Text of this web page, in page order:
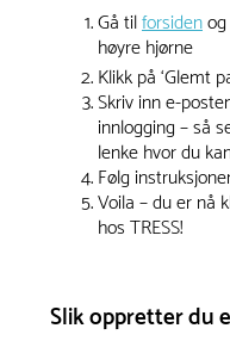
Gå tilforsiden
høyre hjørne
Klikk på ‘Glemt
Skriv inn e-
innlogging – så
lenke hvor du
Følg
Voila – du er nå
hos TRESS!
Slik oppretter du